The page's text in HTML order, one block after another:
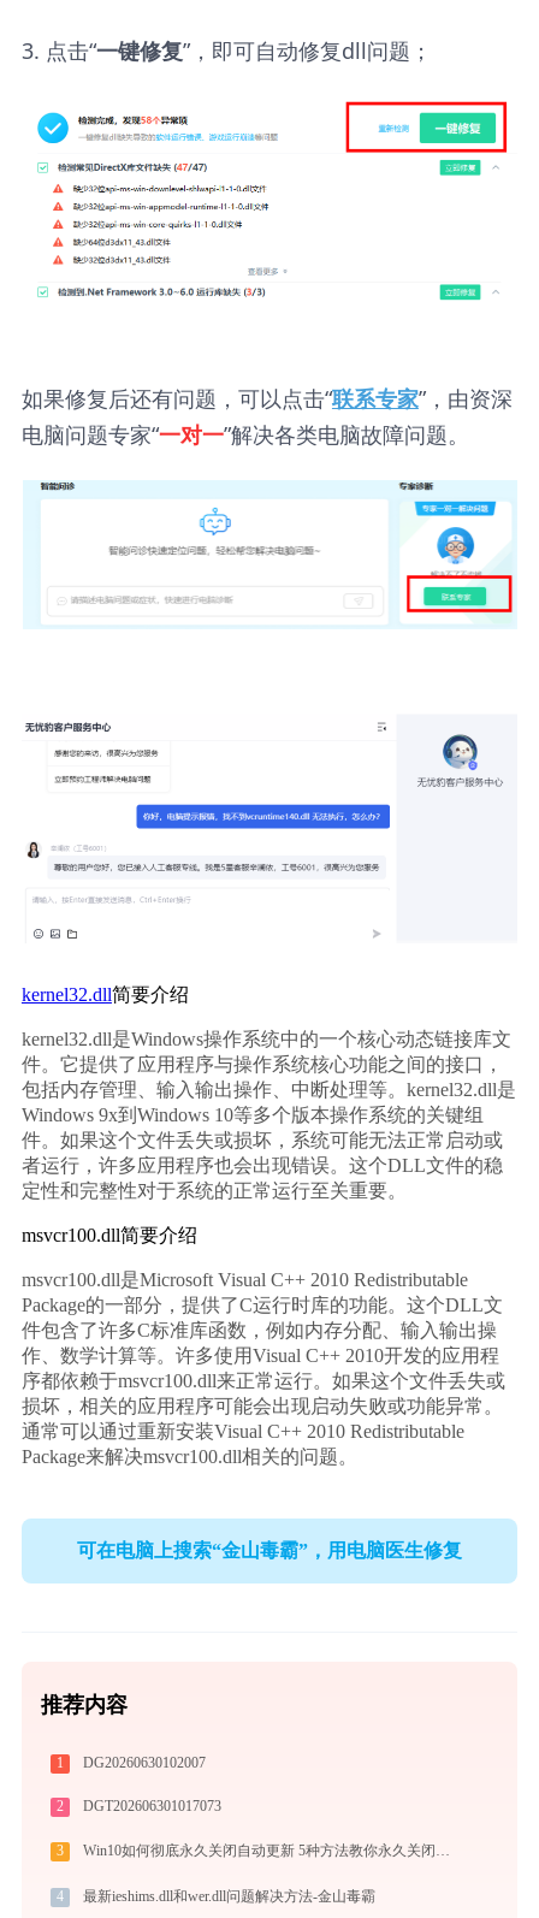
3. 点击“一键修复”，即可自动修复dll问题；
如果修复后还有问题，可以点击“联系专家”，由资深
电脑问题专家“一对一”解决各类电脑故障问题。
kernel32.dll简要介绍
kernel32.dll是Windows操作系统中的一个核心动态链接库文
件。它提供了应用程序与操作系统核心功能之间的接口，
包括内存管理、输入输出操作、中断处理等。kernel32.dll是
Windows 9x到Windows 10等多个版本操作系统的关键组
件。如果这个文件丢失或损坏，系统可能无法正常启动或
者运行，许多应用程序也会出现错误。这个DLL文件的稳
定性和完整性对于系统的正常运行至关重要。
msvcr100.dll简要介绍
msvcr100.dll是Microsoft Visual C++ 2010 Redistributable
Package的一部分，提供了C运行时库的功能。这个DLL文
件包含了许多C标准库函数，例如内存分配、输入输出操
作、数学计算等。许多使用Visual C++ 2010开发的应用程
序都依赖于msvcr100.dll来正常运行。如果这个文件丢失或
损坏，相关的应用程序可能会出现启动失败或功能异常。
通常可以通过重新安装Visual C++ 2010 Redistributable
Package来解决msvcr100.dll相关的问题。
可在电脑上搜索“金山毒霸”，用电脑医生修复
推荐内容
1 DG20260630102007
2 DGT202606301017073
3 Win10如何彻底永久关闭自动更新 5种方法教你永久关闭win10自动更新
4 最新ieshims.dll和wer.dll问题解决方法-金山毒霸